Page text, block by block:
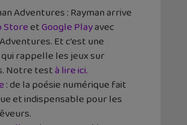
Adventures : Rayman arrive
StoreetGoogle Playavec
Et c’est une
rappelle les jeux sur
Notre testà lire ici.
: de la poésie numérique fait
et indispensable pour les